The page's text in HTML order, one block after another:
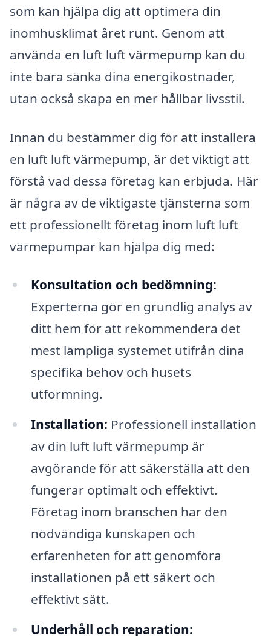
som kan hjälpa dig att optimera din
inomhusklimat året runt. Genom att
använda en luft luft värmepump kan du
inte bara sänka dina energikostnader,
utan också skapa en mer hållbar livsstil.
Innan du bestämmer dig för att installera
en luft luft värmepump, är det viktigt att
förstå vad dessa företag kan erbjuda. Här
är några av de viktigaste tjänsterna som
ett professionellt företag inom luft luft
värmepumpar kan hjälpa dig med:
Konsultation och bedömning:
Experterna gör en grundlig analys av
ditt hem för att rekommendera det
mest lämpliga systemet utifrån dina
specifika behov och husets
utformning.
Installation: Professionell installation
av din luft luft värmepump är
avgörande för att säkerställa att den
fungerar optimalt och effektivt.
Företag inom branschen har den
nödvändiga kunskapen och
erfarenheten för att genomföra
installationen på ett säkert och
effektivt sätt.
Underhåll och reparation: